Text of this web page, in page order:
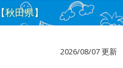
田県】
2026/08/07 更新